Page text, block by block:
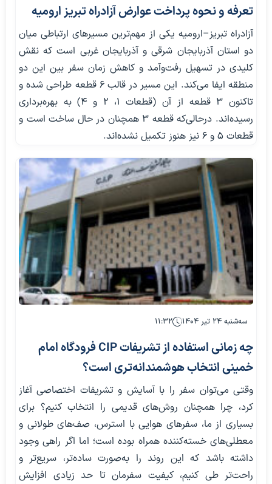
تعرفه و نحوه پرداخت عوارض آزادراه تبریز ارومیه
آزادراه تبریز–ارومیه یکی از مهم‌ترین مسیرهای ارتباطی میان
دو استان آذربایجان شرقی و آذربایجان غربی است که نقش
کلیدی در تسهیل رفت‌وآمد و کاهش زمان سفر بین این دو
منطقه ایفا می‌کند. این مسیر در قالب ۶ قطعه طراحی شده و
تاکنون ۳ قطعه از آن (قطعات ۱، ۲ و ۴) به بهره‌برداری
رسیده‌اند. درحالی‌که قطعه ۳ همچنان در حال ساخت است و
قطعات ۵ و ۶ نیز هنوز تکمیل نشده‌اند.
سه‌شنبه ۲۴ تیر ۱۴۰۴ ۱۱:۳۲
چه زمانی استفاده از تشریفات CIP فرودگاه امام
خمینی انتخاب هوشمندانه‌تری است؟
وقتی می‌توان سفر را با آسایش و تشریفات اختصاصی آغاز
کرد، چرا همچنان روش‌های قدیمی را انتخاب کنیم؟ برای
بسیاری از ما، سفرهای هوایی با استرس، صف‌های طولانی و
معطلی‌های خسته‌کننده همراه بوده‌ است؛ اما اگر راهی وجود
داشته باشد که این روند را به‌صورت ساده‌تر، سریع‌تر و
راحت‌تر طی کنیم، کیفیت سفرمان تا حد زیادی افزایش